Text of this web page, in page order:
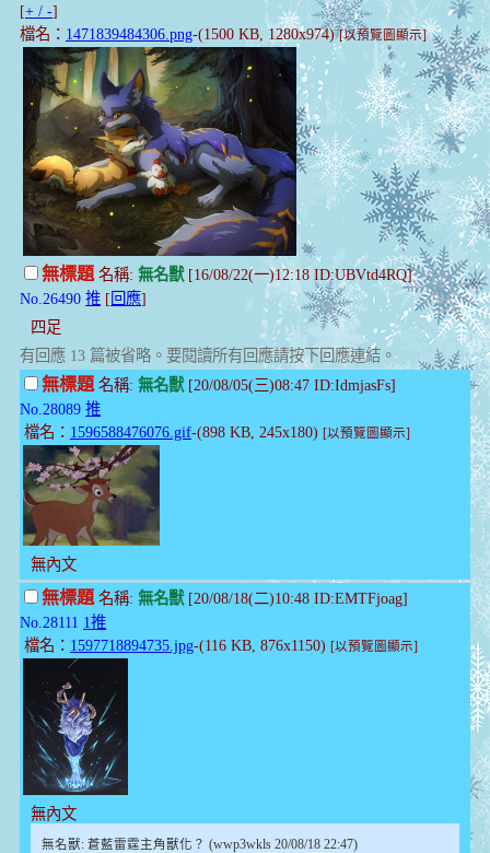
[+ / -]
檔名： 1471839484306.png-(1500 KB, 1280x974)[以預覽圖顯示]
無標題名稱: 無名獸[16/08/22(一)12:18 ID:UBVtd4RQ]
No.26490 推 [ 回應]
四足
有回應 13 篇被省略。要閱讀所有回應請按下回應連結。
無標題名稱: 無名獸[20/08/05(三)08:47 ID:IdmjasFs]
No.28089 推
檔名： 1596588476076.gif-(898 KB, 245x180) [以預覽圖顯示]
無內文
無標題名稱: 無名獸[20/08/18(二)10:48 ID:EMTFjoag]
No.28111 1推
檔名： 1597718894735.jpg-(116 KB, 876x1150) [以預覽圖顯示]
無內文
無名獸: 蒼藍雷霆主角獸化？ (wwp3wkls 20/08/18 22:47)